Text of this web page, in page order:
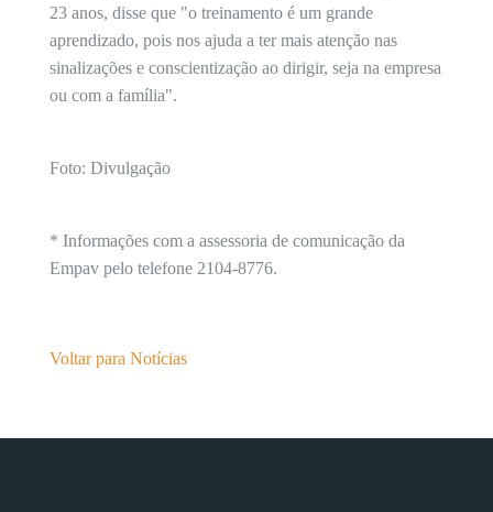
23 anos, disse que "o treinamento é um grande
aprendizado, pois nos ajuda a ter mais atenção nas
sinalizações e conscientização ao dirigir, seja na empresa
ou com a família".
Foto: Divulgação
* Informações com a assessoria de comunicação da
Empav pelo telefone 2104-8776.
Voltar para Notícias